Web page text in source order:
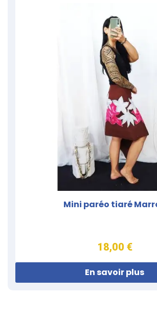
Mini paréo tiaré
18,00 €
En savoir plus